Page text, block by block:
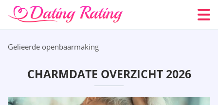
Gelieerde openbaarmaking
CHARMDATE OVERZICHT 2026